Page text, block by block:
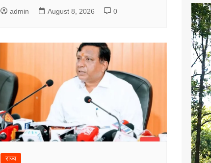
admin August 8, 2026 0
राज्य
Video